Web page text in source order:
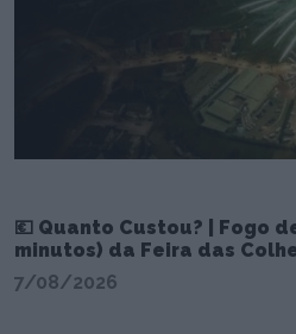
💶 Quanto Custou? | Fogo
minutos) da Feira das
7/08/2026